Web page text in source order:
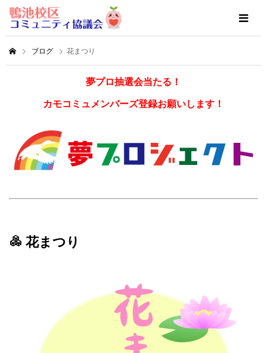
ブログ 花まつり
夢プロ抽選会当たる！
カモコミュメンバーズ登録お願いします！
花まつり